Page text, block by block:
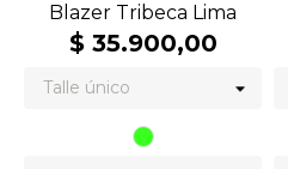
Blazer Tribeca Lima
$ 35.900,00
Lima